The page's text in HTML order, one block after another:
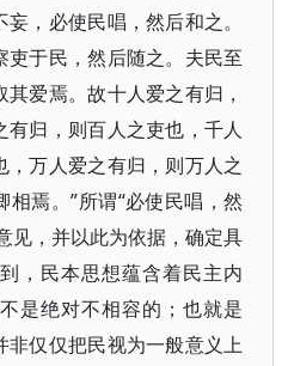
，必使民唱，然后和之。
于民，然后随之。夫民至
爱焉。故十人爱之有归，
有归，则百人之吏也，千人
万人爱之有归，则万人之
焉。”所谓“必使民唱，然
见，并以此为依据，确定具
，民本思想蕴含着民主内
是绝对不相容的；也就是
仅仅把民视为一般意义上